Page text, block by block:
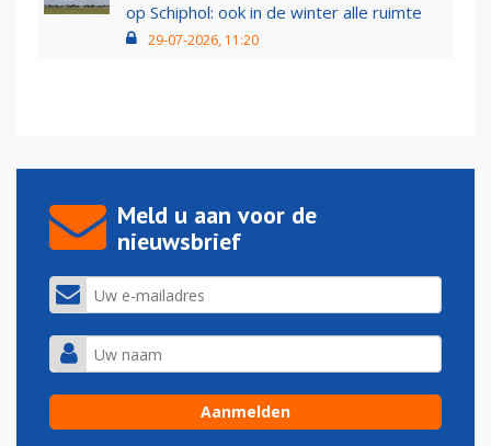
op Schiphol: ook in de winter alle ruimte
29-07-2026, 11:20
Meld u aan voor de
nieuwsbrief